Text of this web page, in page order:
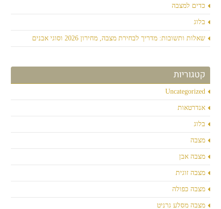
כדים למצבה
בלוג
שאלות ותשובות: מדריך לבחירת מצבה, מחירון 2026 וסוגי אבנים
קטגוריות
Uncategorized
אנדרטאות
בלוג
מצבה
מצבה אבן
מצבה זוגית
מצבה כפולה
מצבה מסלע גרניט